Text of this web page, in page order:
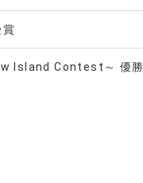
賞
Island Contest～ 優勝